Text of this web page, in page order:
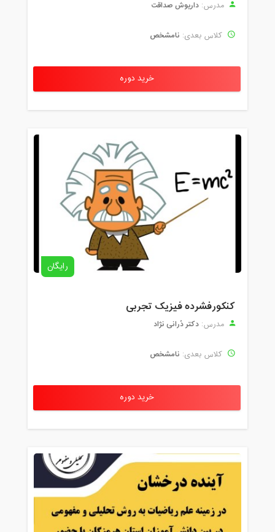
مدرس: داریوش صداقت
کلاس بعدی: نامشخص
خرید دوره
رایگان
کنکورفشرده فیزیک تجربی
مدرس: دکتر دُرانی نژاد
کلاس بعدی: نامشخص
خرید دوره